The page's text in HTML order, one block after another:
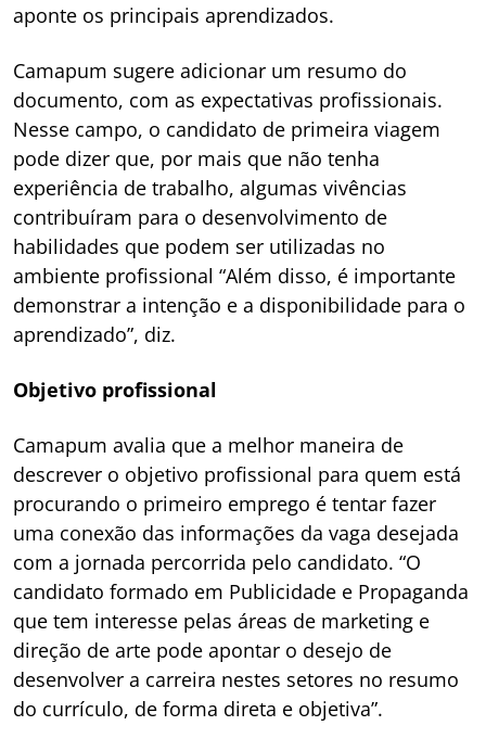
aponte os principais aprendizados.
Camapum sugere adicionar um resumo do
documento, com as expectativas profissionais.
Nesse campo, o candidato de primeira viagem
pode dizer que, por mais que não tenha
experiência de trabalho, algumas vivências
contribuíram para o desenvolvimento de
habilidades que podem ser utilizadas no
ambiente profissional “Além disso, é importante
demonstrar a intenção e a disponibilidade para o
aprendizado”, diz.
Objetivo profissional
Camapum avalia que a melhor maneira de
descrever o objetivo profissional para quem está
procurando o primeiro emprego é tentar fazer
uma conexão das informações da vaga desejada
com a jornada percorrida pelo candidato. “O
candidato formado em Publicidade e Propaganda
que tem interesse pelas áreas de marketing e
direção de arte pode apontar o desejo de
desenvolver a carreira nestes setores no resumo
do currículo, de forma direta e objetiva”.